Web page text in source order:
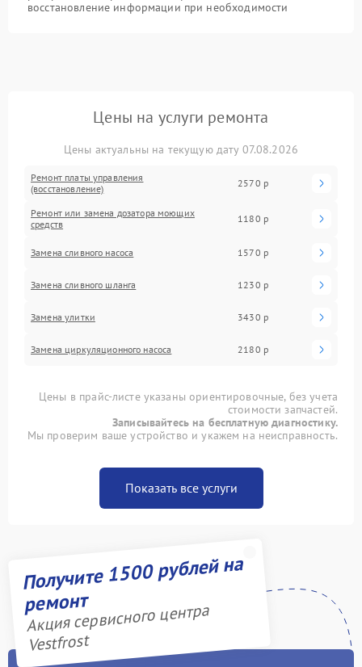
восстановление информации при необходимости
Цены на услуги ремонта
Цены актуальны на текущую дату 07.08.2026
Ремонт платы управления
(восстановление)
2570 р
Ремонт или замена дозатора моющих
средств
1180 р
Замена сливного насоса 1570 р
Замена сливного шланга 1230 р
Замена улитки 3430 р
Замена циркуляционного насоса 2180 р
Цены в прайс-листе указаны ориентировочные, без учета
стоимости запчастей.
Записывайтесь на бесплатную диагностику.
Мы проверим ваше устройство и укажем на неисправность.
Показать все услуги
Получите 1500 рублей на
ремонт
Акция сервисного центра
Vestfrost